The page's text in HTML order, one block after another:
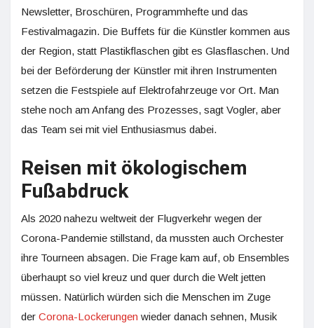
Newsletter, Broschüren, Programmhefte und das
Festivalmagazin. Die Buffets für die Künstler kommen aus
der Region, statt Plastikflaschen gibt es Glasflaschen. Und
bei der Beförderung der Künstler mit ihren Instrumenten
setzen die Festspiele auf Elektrofahrzeuge vor Ort. Man
stehe noch am Anfang des Prozesses, sagt Vogler, aber
das Team sei mit viel Enthusiasmus dabei.
Reisen mit ökologischem
Fußabdruck
Als 2020 nahezu weltweit der Flugverkehr wegen der
Corona-Pandemie stillstand, da mussten auch Orchester
ihre Tourneen absagen. Die Frage kam auf, ob Ensembles
überhaupt so viel kreuz und quer durch die Welt jetten
müssen. Natürlich würden sich die Menschen im Zuge
der Corona-Lockerungen wieder danach sehnen, Musik